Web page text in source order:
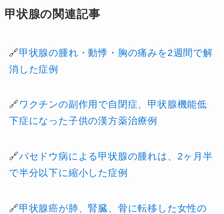
甲状腺の関連記事
🔗甲状腺の腫れ・動悸・胸の痛みを2週間で解
消した症例
🔗ワクチンの副作用で自閉症、甲状腺機能低
下症になった子供の漢方薬治療例
🔗バセドウ病による甲状腺の腫れは、2ヶ月半
で半分以下に縮小した症例
🔗甲状腺癌が肺、腎臓、骨に転移した女性の